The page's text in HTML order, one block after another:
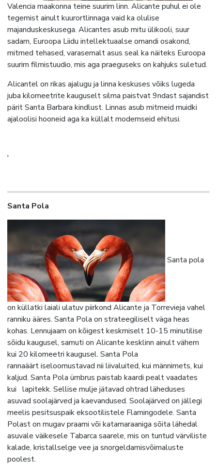
Valencia maakonna teine suurim linn. Alicante puhul ei ole
tegemist ainult kuurortlinnaga vaid ka olulise
majanduskeskusega. Alicantes asub mitu ülikooli, suur
sadam, Euroopa Liidu intellektuaalse omandi osakond,
mitmed tehased, varasemalt asus seal ka näiteks Euroopa
suurim filmistuudio, mis aga praeguseks on kahjuks suletud.
Alicantel on rikas ajalugu ja linna keskuses võiks lugeda
juba kilomeetrite kauguselt silma paistvat 9ndast sajandist
pärit Santa Barbara kindlust. Linnas asub mitmeid muidki
ajaloolisi hooneid aga ka küllalt modernseid ehitusi.
'
Santa Pola
Santa pola
on küllatki laiali ulatuv piirkond Alicante ja Torrevieja vahel
ranniku ääres. Santa Pola on strateegiliselt väga heas
kohas. Lennujaam on kõigest keskmiselt 10-15 minutilise
sõidu kaugusel, samuti on Alicante kesklinn ainult vähem
kui 20 kilomeetri kaugusel. Santa Pola
rannaäärt iseloomustavad nii liivaluited, kui männimets, kui
kaljud. Santa Pola ümbrus paistab kaardi pealt vaadates
kui lapitekk. Sellise mulje jätavad ohtrad läheduses
asuvad soolajärved ja kaevandused. Soolajärved on jällegi
meelis pesitsuspaik eksootilistele Flamingodele. Santa
Polast on mugav praami või katamaraaniga sõita lähedal
asuvale väikesele Tabarca saarele, mis on tuntud värviliste
kalade, kristallselge vee ja snorgeldamisvõimaluste
poolest.